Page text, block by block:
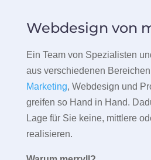
Webdesign von
Ein Team von Spezialisten
aus verschiedenen
Marketing, Webdesign und
greifen so Hand in Hand.
Lage für Sie keine, mittlere
realisieren.